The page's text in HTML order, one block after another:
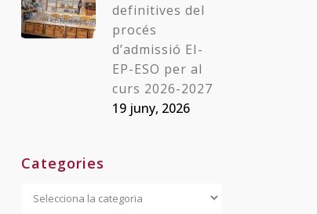
definitives del
procés
d’admissió EI-
EP-ESO per al
curs 2026-2027
19 juny, 2026
Categories
Categories